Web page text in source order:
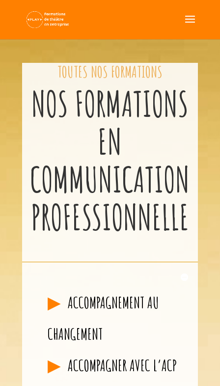
TOUTES NOS FORMATIONS
NOS FORMATIONS
EN
COMMUNICATION
PROFESSIONNELLE
ACCOMPAGNEMENT AU
CHANGEMENT
ACCOMPAGNER AVEC L’ACP